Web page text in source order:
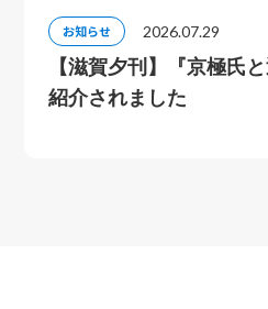
お知らせ 2026.07.29
【滋賀夕刊】『京極氏
紹介されました